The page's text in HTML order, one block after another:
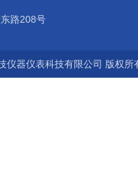
路208号
仪器仪表科技有限公司 版权